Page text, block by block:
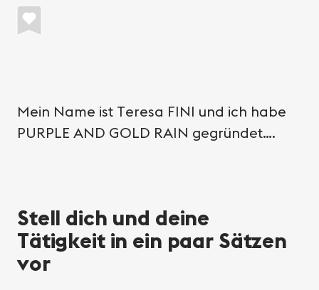
Mein Name ist Teresa FINI und ich habe
PURPLE AND GOLD RAIN gegründet….
Stell dich und deine
Tätigkeit in ein paar Sätzen
vor